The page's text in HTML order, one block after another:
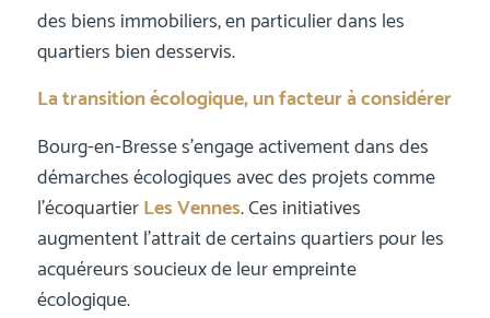
des biens immobiliers, en particulier dans les
quartiers bien desservis.
La transition écologique, un facteur à considérer
Bourg-en-Bresse s’engage activement dans des
démarches écologiques avec des projets comme
l’écoquartierLes Vennes. Ces initiatives
augmentent l’attrait de certains quartiers pour les
acquéreurs soucieux de leur empreinte
écologique.